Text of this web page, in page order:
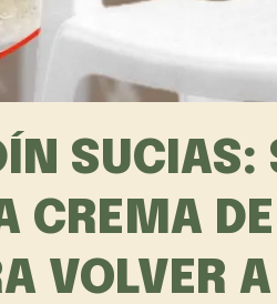
SUCIAS:
CREMA DE
VOLVER A